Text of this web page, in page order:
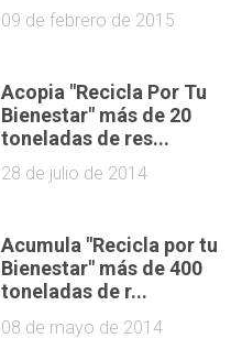
09 de febrero de 2015
Acopia "Recicla Por Tu
Bienestar" más de 20
toneladas de res...
28 de julio de 2014
Acumula "Recicla por tu
Bienestar" más de 400
toneladas de r...
08 de mayo de 2014